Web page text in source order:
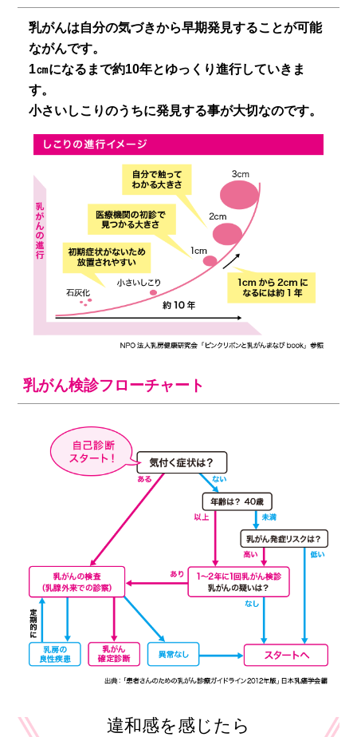
乳がんは自分の気づきから早期発見することが可能
ながんです。
1㎝になるまで約10年とゆっくり進行していきま
す。
小さいしこりのうちに発見する事が大切なのです。
乳がん検診フローチャート
違和感を感じたら